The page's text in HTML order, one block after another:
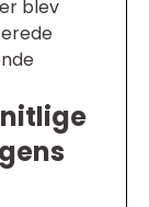
blev